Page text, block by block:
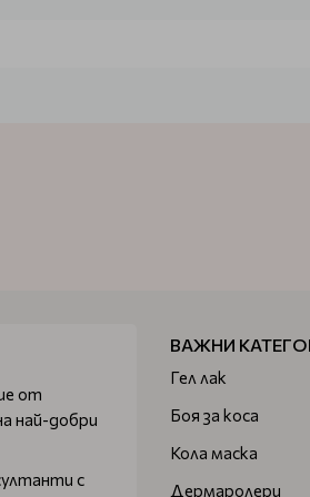
етерични масла и деликатни
дебелината и блясъка на
освежава скалпа.
от
най-добри
с
ВАЖНИ
Гел лак
Боя за коса
Кола маска
Дермаролери